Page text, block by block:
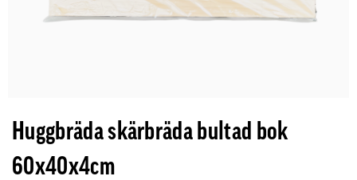
Huggbräda skärbräda bultad bok
60x40x4cm